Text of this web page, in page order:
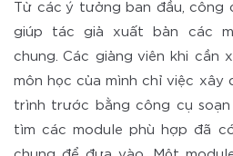
Từ các ý tưởng ban đầu, công
giúp tác giả xuất bản các
chung. Các giảng viên khi cần
môn học của mình chỉ việc xây
trình trước bằng công cụ
tìm các module phù hợp đã